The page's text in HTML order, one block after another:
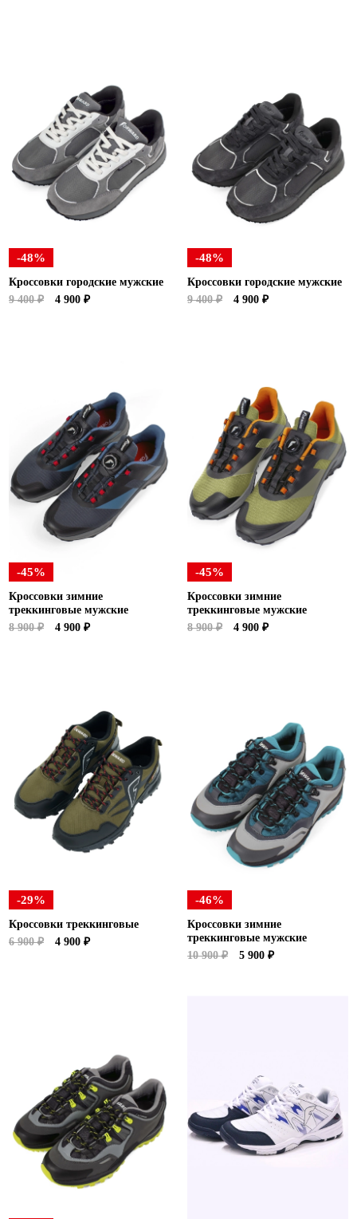
-48%
Кроссовки городские мужские
9 400 ₽
4 900 ₽
-48%
Кроссовки городские мужские
9 400 ₽
4 900 ₽
-45%
Кроссовки зимние
треккинговые мужские
8 900 ₽
4 900 ₽
-45%
Кроссовки зимние
треккинговые мужские
8 900 ₽
4 900 ₽
-29%
Кроссовки треккинговые
6 900 ₽
4 900 ₽
-46%
Кроссовки зимние
треккинговые мужские
10 900 ₽
5 900 ₽